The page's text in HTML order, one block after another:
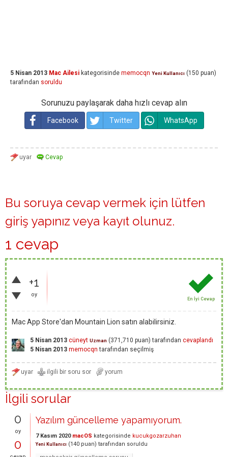
5 Nisan 2013 Mac Ailesi kategorisinde memocqn Yeni Kullanıcı (150 puan)
tarafından soruldu
Sorunuzu paylaşarak daha hızlı cevap alın
Facebook Twitter WhatsApp
Bu soruya cevap vermek için lütfen
giriş yapınız veya kayıt olunuz.
1 cevap
+1
oy
En İyi Cevap
Mac App Store'dan Mountain Lion satın alabilirsiniz.
5 Nisan 2013 cüneyt Uzman (371,710 puan) tarafından cevaplandı
5 Nisan 2013 memocqn tarafından seçilmiş
İlgili sorular
0
oy
0
Yazılım güncelleme yapamıyorum.
7 Kasım 2020 macOS kategorisinde kucukgozarzuhan
Yeni Kullanıcı (140 puan) tarafından soruldu